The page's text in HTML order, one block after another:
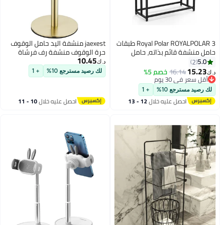
Royal Polar ROYALPOLAR 3 طبقات
حامل منشفة قائم بذاته، حامل
مناشف الحمام، حامل ملحقات
الحمام، منظم لتخزين الحمام،
مناشف اليد، غسل الملابس
5.0
2
د.ك‏15.23
16.14خصم 5%
أقل سعر في 30 يوم
أقل سعر في 30 يوم
لك رصيد مسترجع 10% + 1
احصل عليه خلال 12 - 13
jaexest منشفة اليد حامل الوقوف
حرة الوقوف منشفة رف فرشاة
الذهب الفولاذ المقاوم للصدأ
منشفة بار رف الوقوف ، برج بار
للحمام مطبخ الغرور طاولة
د.ك‏10.45
لك رصيد مسترجع 10% + 1
احصل عليه خلال 10 - 11